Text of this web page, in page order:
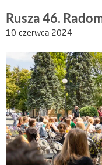
Rusza 46.
10 czerwca 2024